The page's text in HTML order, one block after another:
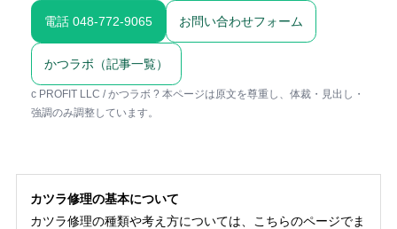
電話 048-772-9065 お問い合わせフォーム
かつラボ（記事一覧）
c PROFIT LLC / かつラボ ? 本ページは原文を尊重し、体裁・見出し・
強調のみ調整しています。
カツラ修理の基本について
カツラ修理の種類や考え方については、こちらのページでま